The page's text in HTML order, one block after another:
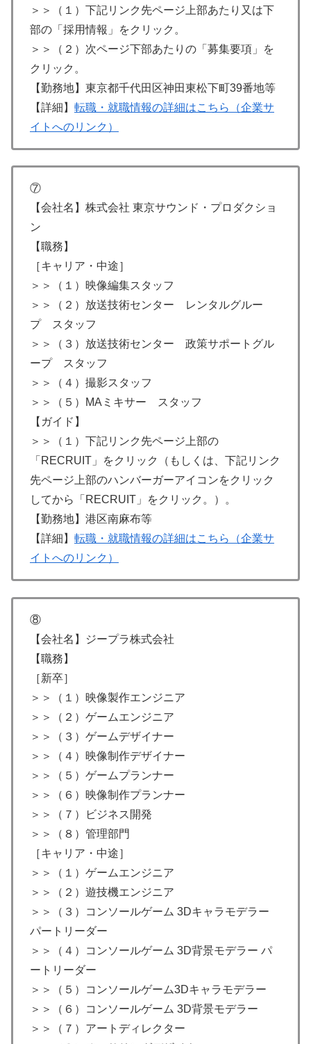
＞＞（１）下記リンク先ページ上部あたり又は下
部の「採用情報」をクリック。
＞＞（２）次ページ下部あたりの「募集要項」を
クリック。
【勤務地】東京都千代田区神田東松下町39番地等
【詳細】 転職・就職情報の詳細はこちら（企業サ
イトへのリンク）
⑦
【会社名】株式会社 東京サウンド・プロダクショ
ン
【職務】
［キャリア・中途］
＞＞（１）映像編集スタッフ
＞＞（２）放送技術センター レンタルグルー
プ スタッフ
＞＞（３）放送技術センター 政策サポートグル
ープ スタッフ
＞＞（４）撮影スタッフ
＞＞（５）MAミキサー スタッフ
【ガイド】
＞＞（１）下記リンク先ページ上部の
「RECRUIT」をクリック（もしくは、下記リンク
先ページ上部のハンバーガーアイコンをクリック
してから「RECRUIT」をクリック。）。
【勤務地】港区南麻布等
【詳細】 転職・就職情報の詳細はこちら（企業サ
イトへのリンク）
⑧
【会社名】ジープラ株式会社
【職務】
［新卒］
＞＞（１）映像製作エンジニア
＞＞（２）ゲームエンジニア
＞＞（３）ゲームデザイナー
＞＞（４）映像制作デザイナー
＞＞（５）ゲームプランナー
＞＞（６）映像制作プランナー
＞＞（７）ビジネス開発
＞＞（８）管理部門
［キャリア・中途］
＞＞（１）ゲームエンジニア
＞＞（２）遊技機エンジニア
＞＞（３）コンソールゲーム 3Dキャラモデラー
パートリーダー
＞＞（４）コンソールゲーム 3D背景モデラー パ
ートリーダー
＞＞（５）コンソールゲーム3Dキャラモデラー
＞＞（６）コンソールゲーム 3D背景モデラー
＞＞（７）アートディレクター